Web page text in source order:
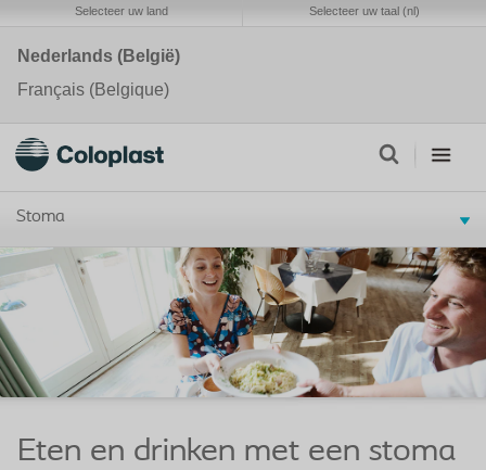
Selecteer uw land Selecteer uw taal (nl)
Nederlands (België)
Français (Belgique)
Stoma
Eten en drinken met een stoma